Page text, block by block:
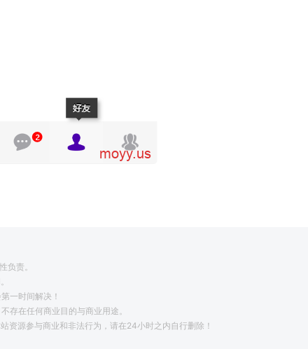
负责。
一时间解决！
存在任何商业目的与商业用途。
资源参与商业和非法行为，请在24小时之内自行删除！